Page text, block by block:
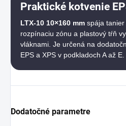
Praktické kotvenie
LTX-10 10×160 mm spája
rozpínaciu zónu a plastový tŕň
vláknami. Je určená na
EPS a XPS v podkladoch A až E.
Dodatočné parametre